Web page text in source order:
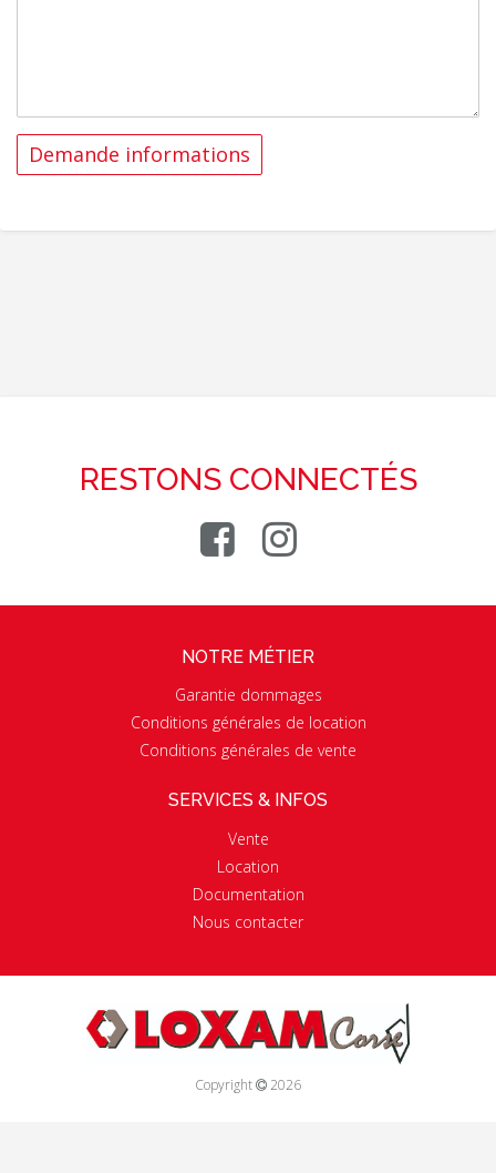
RESTONS CONNECTÉS
NOTRE MÉTIER
Garantie dommages
Conditions générales de location
Conditions générales de vente
SERVICES & INFOS
Vente
Location
Documentation
Nous contacter
Copyright 2026